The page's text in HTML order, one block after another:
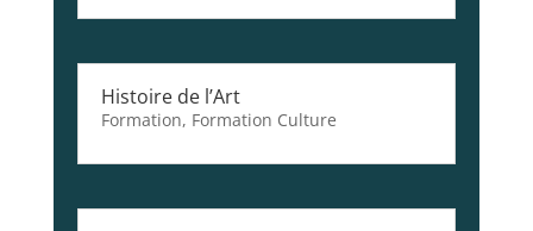
Histoire de l’Art
Formation, Formation Culture